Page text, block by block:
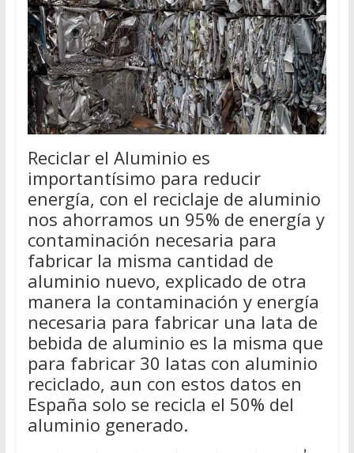
Reciclar el Aluminio es
importantísimo para reducir
energía, con el reciclaje de aluminio
nos ahorramos un 95% de energía y
contaminación necesaria para
fabricar la misma cantidad de
aluminio nuevo, explicado de otra
manera la contaminación y energía
necesaria para fabricar una lata de
bebida de aluminio es la misma que
para fabricar 30 latas con aluminio
reciclado, aun con estos datos en
España solo se recicla el 50% del
aluminio generado.